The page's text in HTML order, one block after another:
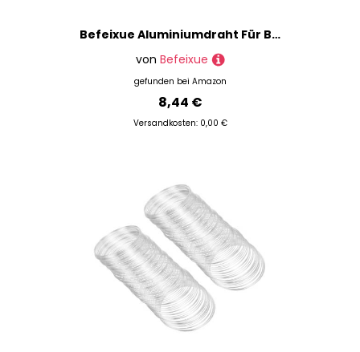
Befeixue Aluminiumdraht Für Basteln,Biegsamer Schmuckdraht für Schmuckherstellung - Zubehör Für Armband Halskette Schmucksteinwickeln Perlenarbeiten
von Befeixue
gefunden bei Amazon
8,44 €
Versandkosten: 0,00 €